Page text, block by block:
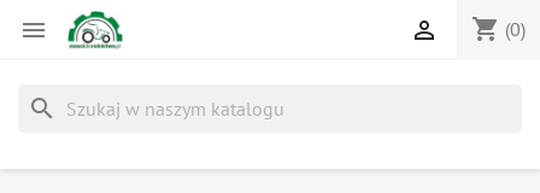
 shopping_cart (0)

search